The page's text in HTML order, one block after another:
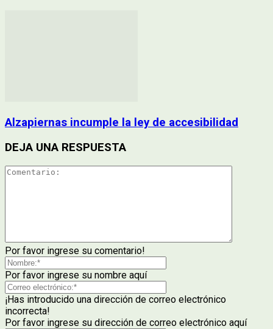
Alzapiernas incumple la ley de accesibilidad
DEJA UNA RESPUESTA
Por favor ingrese su comentario!
Por favor ingrese su nombre aquí
¡Has introducido una dirección de correo electrónico
incorrecta!
Por favor ingrese su dirección de correo electrónico aquí